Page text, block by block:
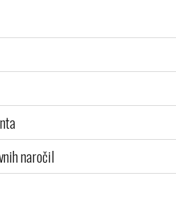
naročil